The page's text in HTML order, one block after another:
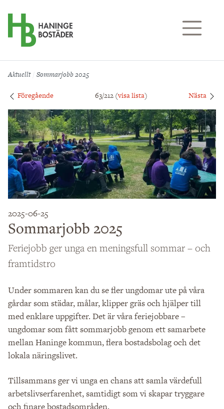
Aktuellt Sommarjobb 2025
Föregående 63/212 (visa lista) Nästa
2025-06-25
Sommarjobb 2025
Feriejobb ger unga en meningsfull sommar – och
framtidstro
Under sommaren kan du se fler ungdomar ute på våra
gårdar som städar, målar, klipper gräs och hjälper till
med enklare uppgifter. Det är våra feriejobbare –
ungdomar som fått sommarjobb genom ett samarbete
mellan Haninge kommun, flera bostadsbolag och det
lokala näringslivet.
Tillsammans ger vi unga en chans att samla värdefull
arbetslivserfarenhet, samtidigt som vi skapar tryggare
och finare bostadsområden.